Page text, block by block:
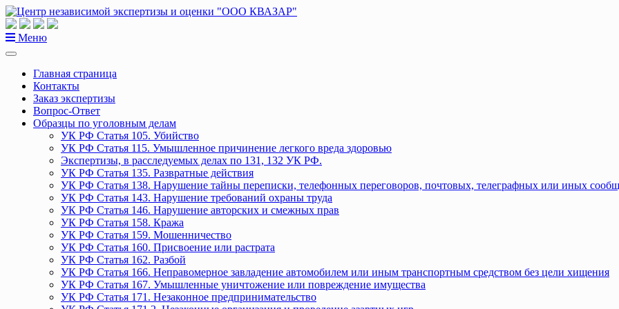
Перейти
к
содержанию
Меню
Главная страница
Контакты
Заказ экспертизы
Вопрос-Ответ
Образцы по уголовным делам
УК РФ Статья 105. Убийство
УК РФ Статья 115. Умышленное причинение легкого вреда здоровью
Экспертизы, в расследуемых делах по 131, 132 УК РФ.
УК РФ Статья 135. Развратные действия
УК РФ Статья 138. Нарушение тайны переписки, телефонных переговоров, почтовых, телеграфных или иных
УК РФ Статья 143. Нарушение требований охраны труда
УК РФ Статья 146. Нарушение авторских и смежных прав
УК РФ Статья 158. Кража
УК РФ Статья 159. Мошенничество
УК РФ Статья 160. Присвоение или растрата
УК РФ Статья 162. Разбой
УК РФ Статья 166. Неправомерное завладение автомобилем или иным транспортным средством без цели хищения
УК РФ Статья 167. Умышленные уничтожение или повреждение имущества
УК РФ Статья 171. Незаконное предпринимательство